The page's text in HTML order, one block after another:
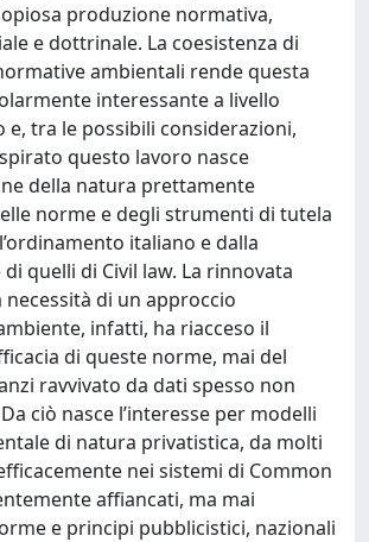
produzione normativa,
e dottrinale. La coesistenza di
ambientali rende questa
interessante a livello
e, tra le possibili considerazioni,
questo lavoro nasce
della natura prettamente
norme e degli strumenti di tutela
italiano e dalla
quelli di Civil law. La rinnovata
di un approccio
infatti, ha riacceso il
di queste norme, mai del
ravvivato da dati spesso non
ciò nasce l’interesse per modelli
di natura privatistica, da molti
nei sistemi di Common
affiancati, ma mai
e principi pubblicistici, nazionali